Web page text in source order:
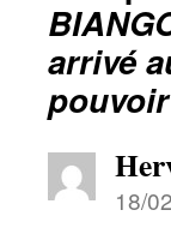
arrivé
18/